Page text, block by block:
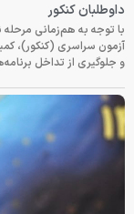
داوطلبان کنکور
با توجه به هم‌زمانی
آزمون سراسری (کنکور)،
و جلوگیری از تداخل